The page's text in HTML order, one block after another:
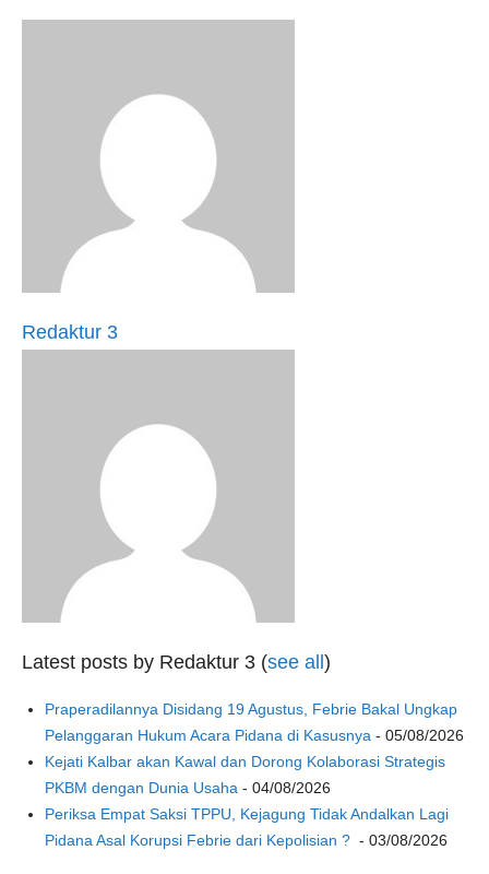
Redaktur 3
Latest posts by Redaktur 3 (see all )
Praperadilannya Disidang 19 Agustus, Febrie Bakal Ungkap
Pelanggaran Hukum Acara Pidana di Kasusnya - 05/08/2026
Kejati Kalbar akan Kawal dan Dorong Kolaborasi Strategis
PKBM dengan Dunia Usaha - 04/08/2026
Periksa Empat Saksi TPPU, Kejagung Tidak Andalkan Lagi
Pidana Asal Korupsi Febrie dari Kepolisian ? - 03/08/2026